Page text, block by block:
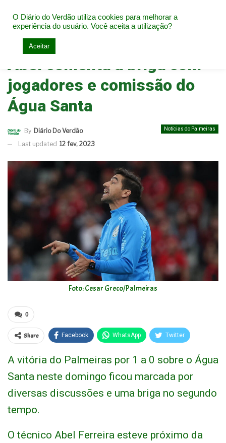
Home Notícias do Palmeiras
Abel comenta a briga com
jogadores e comissão do
Água Santa
Notícias do Palmeiras
By Diário Do Verdão
Last updated 12 fev, 2023
Foto: Cesar Greco/Palmeiras
0
Share Facebook WhatsApp Twitter
A vitória do Palmeiras por 1 a 0 sobre o Água
Santa neste domingo ficou marcada por
diversas discussões e uma briga no segundo
tempo.
O técnico Abel Ferreira esteve próximo da
O Diário do Verdão utiliza cookies para melhorar a
experiência do usuário. Você aceita a utilização?
Aceitar